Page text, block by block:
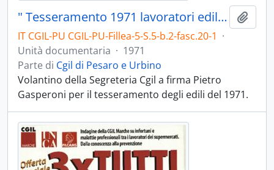
" Tesseramento 1971 lavoratori edili" - 1971
IT CGIL-PU CGIL-PU-Fillea-5-S.5-b.2-fasc.20-1 ·
Unità documentaria · 1971
Parte di Cgil di Pesaro e Urbino
Volantino della Segreteria Cgil a firma Pietro
Gasperoni per il tesseramento degli edili del 1971.